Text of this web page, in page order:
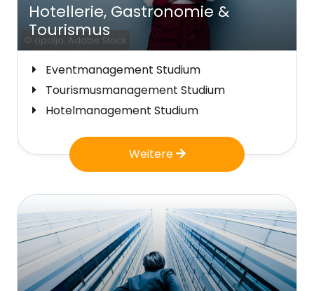
© opolja; Adobe Stock
Hotellerie, Gastronomie &
Tourismus
Eventmanagement Studium
Tourismusmanagement Studium
Hotelmanagement Studium
Weitere